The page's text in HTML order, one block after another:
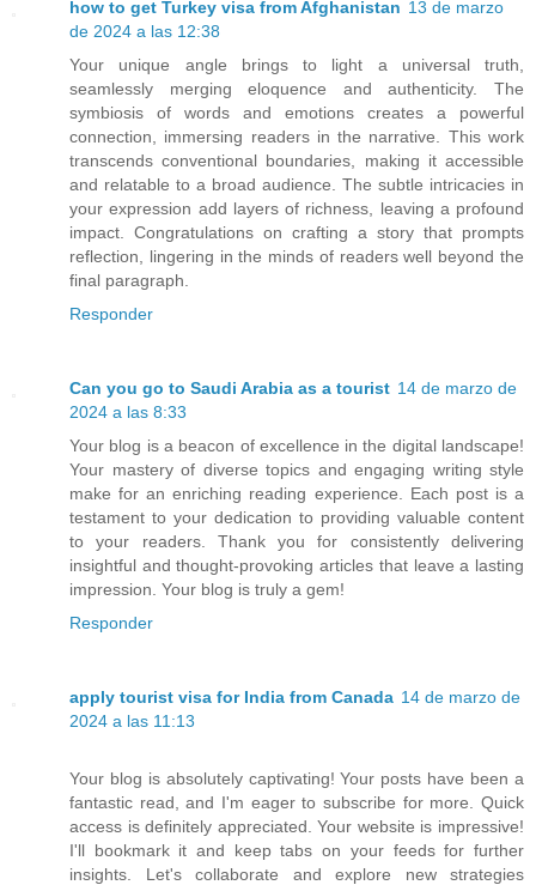
how to get Turkey visa from Afghanistan 13 de marzo
de 2024 a las 12:38
Your unique angle brings to light a universal truth,
seamlessly merging eloquence and authenticity. The
symbiosis of words and emotions creates a powerful
connection, immersing readers in the narrative. This work
transcends conventional boundaries, making it accessible
and relatable to a broad audience. The subtle intricacies in
your expression add layers of richness, leaving a profound
impact. Congratulations on crafting a story that prompts
reflection, lingering in the minds of readers well beyond the
final paragraph.
Responder
Can you go to Saudi Arabia as a tourist 14 de marzo de
2024 a las 8:33
Your blog is a beacon of excellence in the digital landscape!
Your mastery of diverse topics and engaging writing style
make for an enriching reading experience. Each post is a
testament to your dedication to providing valuable content
to your readers. Thank you for consistently delivering
insightful and thought-provoking articles that leave a lasting
impression. Your blog is truly a gem!
Responder
apply tourist visa for India from Canada 14 de marzo de
2024 a las 11:13
Your blog is absolutely captivating! Your posts have been a
fantastic read, and I'm eager to subscribe for more. Quick
access is definitely appreciated. Your website is impressive!
I'll bookmark it and keep tabs on your feeds for further
insights. Let's collaborate and explore new strategies